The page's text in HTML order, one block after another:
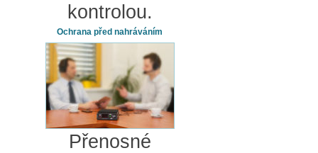
kontrolou.
Ochrana před nahráváním
Přenosné